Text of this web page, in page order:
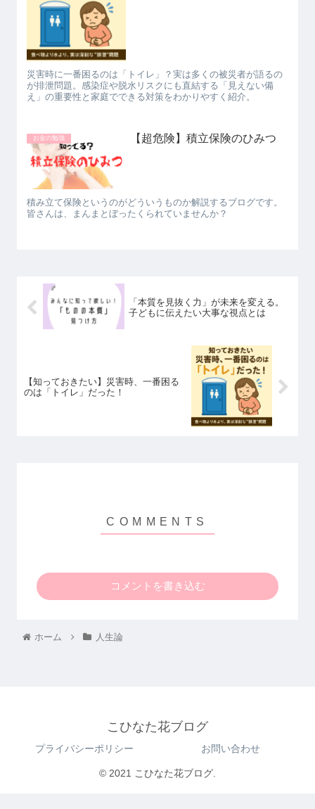
災害時に一番困るのは「トイレ」？実は多くの被災者が語るの
が排泄問題。感染症や脱水リスクにも直結する「見えない備
え」の重要性と家庭でできる対策をわかりやすく紹介。
お金の勉強 【超危険】積立保険のひみつ
積み立て保険というのがどういうものか解説するブログです。
皆さんは、まんまとぼったくられていませんか？
「本質を見抜く力」が未来を変える。
子どもに伝えたい大事な視点とは
【知っておきたい】災害時、一番困る
のは「トイレ」だった！
コメントを書き込む
ホーム 人生論
こひなた花ブログ
プライバシーポリシー お問い合わせ
© 2021 こひなた花ブログ.